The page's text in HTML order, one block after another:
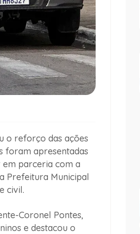
o reforço das ações
foram apresentadas
parceria com a
Prefeitura Municipal
civil.
Coronel Pontes,
e destacou o